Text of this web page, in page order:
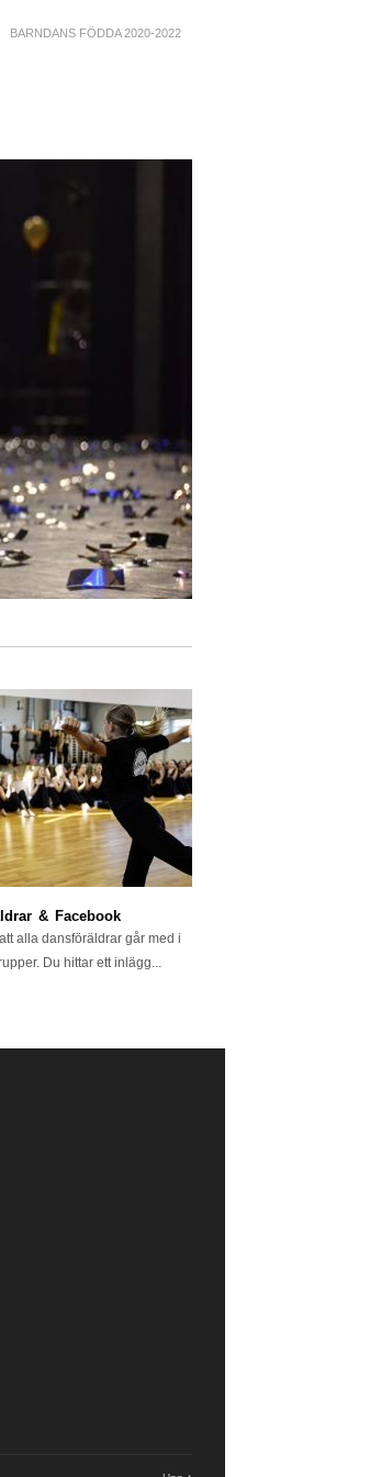
BARNDANS FÖDDA 2020-2022
& Facebook
alla dansföräldrar går med i
Du hittar ett inlägg...